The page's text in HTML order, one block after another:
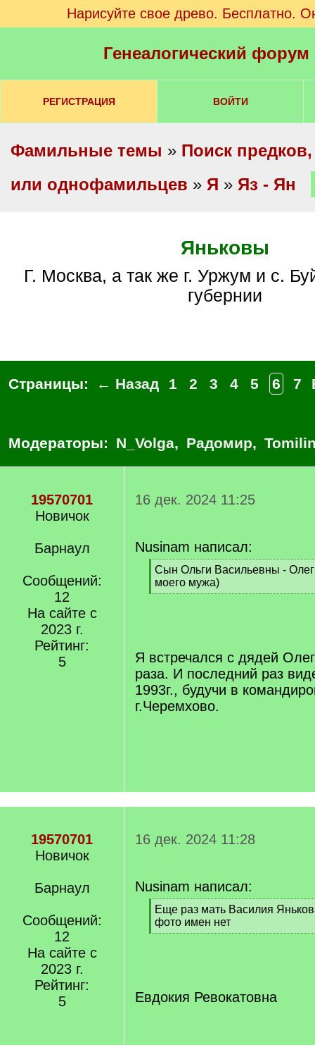
Нарисуйте свое древо. Бесплатно.
Генеалогический
РЕГИСТРАЦИЯ ВОЙТИ
Фамильные темы » Поиск
или однофамильцев » Я » Яз - Ян
Яньковы
г. Москва, а так же г. Уржум и с. Буйское Вятской
губернии
Страницы: ← Назад 1 2 3 4 5 6 7
Модераторы: N_Volga, Радомир,
19570701
Новичок
Барнаул
Сообщений:
12
На сайте с
2023 г.
Рейтинг:
5
16 дек. 2024 11:25
Nusinam написал:
[
q
]
Сын Ольги Васильевны -
моего мужа)
[
Я встречался с дядей
раза. И последний раз
1993г., будучи в
г.Черемхово.
19570701
Новичок
Барнаул
Сообщений:
12
На сайте с
2023 г.
Рейтинг:
5
16 дек. 2024 11:28
Nusinam написал:
[
q
]
Еще раз мать Василия
фото имен нет
[
Евдокия Ревокатовна